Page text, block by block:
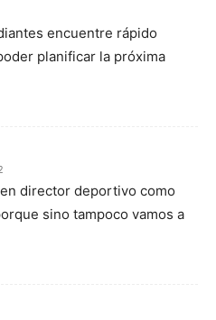
encuentre rápido
planificar la próxima
director deportivo como
sino tampoco vamos a